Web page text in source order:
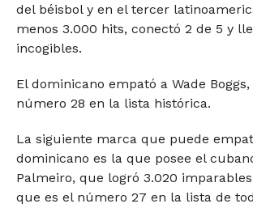
del béisbol y en el tercer
menos 3.000 hits, conectó 2 de 5 y
incogibles.
El dominicano empató a Wade
número 28 en la lista histórica.
La siguiente marca que puede
dominicano es la que posee el
Palmeiro, que logró 3.020
que es el número 27 en la lista de